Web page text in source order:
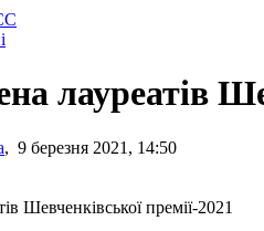
лауреатів
, 9 березня 2021, 14:50